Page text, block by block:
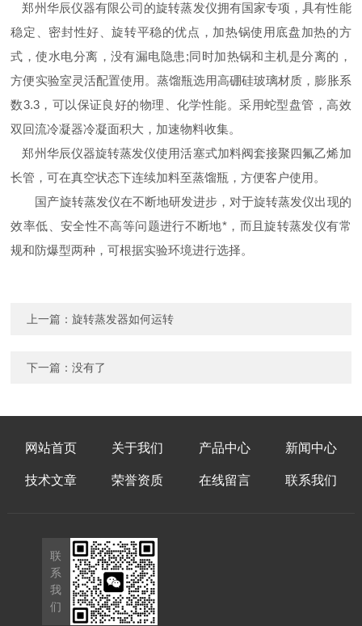
郑州华辰仪器有限公司的旋转蒸发仪拥有国家专项 ，具有性能
稳定、密封性好、旋转平稳的优点，加热锅使用底盘加热的方
式，使水电分离，没有漏电隐患;同时加热锅和主机是分离的，
方便实验室灵活配置使用。蒸馏瓶选用高硼硅玻璃材质，膨胀系
数3.3，可以保证良好的物理、化学性能。采用蛇型盘管，高效
双回流冷凝器冷凝面积大，加速物料收集。
郑州华辰仪器旋转蒸发仪使用活塞式加料阀套接聚四氟乙烯加
长管，可在真空状态下连续加料至蒸馏瓶，方便客户使用。
国产旋转蒸发仪在不断地研发进步，对于旋转蒸发仪出现的
效率低、安全性不高等问题进行不断地*，而且旋转蒸发仪有常
规和防爆型两种，可根据实验环境进行选择。
上一篇：旋转蒸发器如何运转
下一篇：没有了
网站首页 关于我们 产品中心 新闻中心
技术文章 荣誉资质 在线留言 联系我们
联
系
我
们